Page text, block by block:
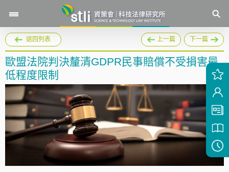
返回列表 上一篇 下一篇
歐盟法院判決釐清GDPR民事賠償不受損害最
低程度限制